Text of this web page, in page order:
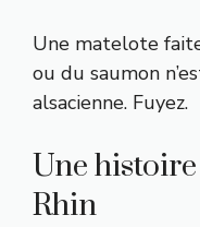
Une matelote
ou du saumon
alsacienne. Fuyez.
Une
Rhin